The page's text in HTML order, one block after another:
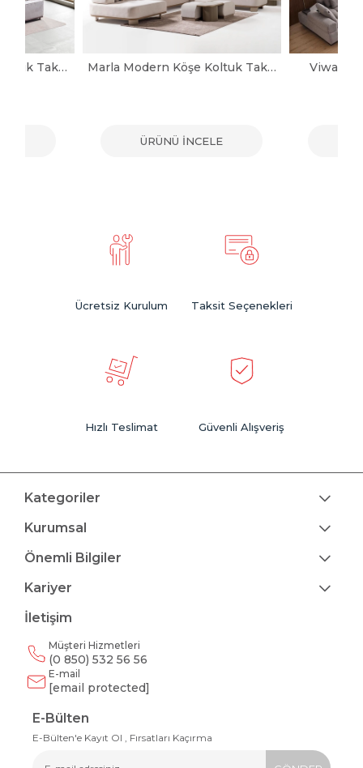
Noya Modern Köşe Koltuk Takımı Marla Modern Köşe Koltuk Takımı
ÜRÜNÜ İNCELE
Viwax
Ücretsiz Kurulum Taksit Seçenekleri
Hızlı Teslimat Güvenli Alışveriş
Kategoriler
Kurumsal
Önemli Bilgiler
Kariyer
İletişim
Müşteri Hizmetleri
(0 850) 532 56 56
E-mail
[email protected]
E-Bülten
E-Bülten'e Kayıt Ol , Fırsatları Kaçırma